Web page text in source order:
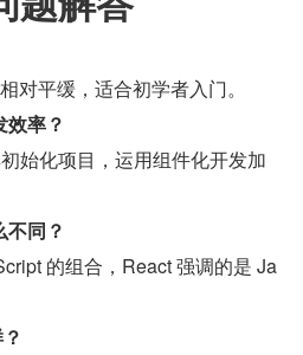
对平缓，适合初学者入门。
率？
始化项目，运用组件化开发加
同？
的组合，React 强调的是 Ja